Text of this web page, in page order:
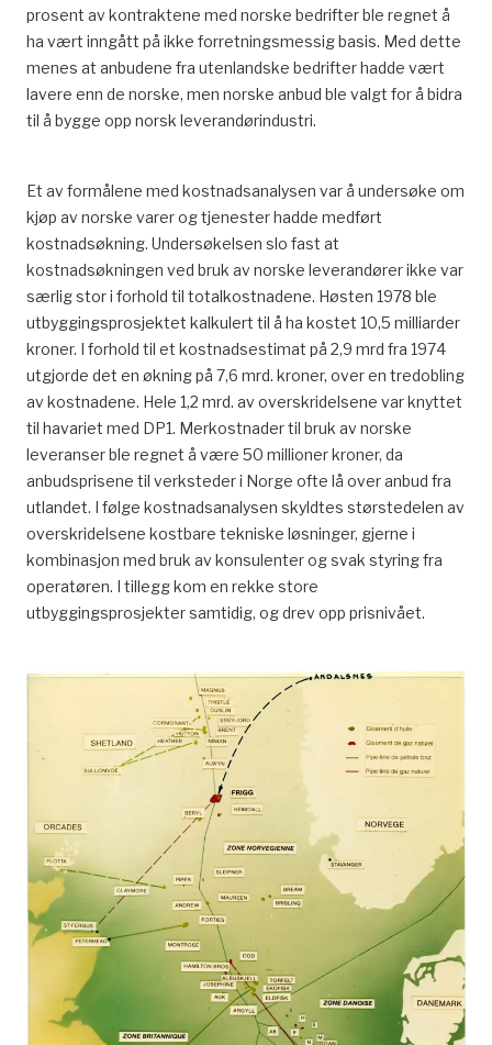
prosent av kontraktene med norske bedrifter ble regnet å
ha vært inngått på ikke forretningsmessig basis. Med dette
menes at anbudene fra utenlandske bedrifter hadde vært
lavere enn de norske, men norske anbud ble valgt for å bidra
til å bygge opp norsk leverandørindustri.
Et av formålene med kostnadsanalysen var å undersøke om
kjøp av norske varer og tjenester hadde medført
kostnadsøkning. Undersøkelsen slo fast at
kostnadsøkningen ved bruk av norske leverandører ikke var
særlig stor i forhold til totalkostnadene. Høsten 1978 ble
utbyggingsprosjektet kalkulert til å ha kostet 10,5 milliarder
kroner. I forhold til et kostnadsestimat på 2,9 mrd fra 1974
utgjorde det en økning på 7,6 mrd. kroner, over en tredobling
av kostnadene. Hele 1,2 mrd. av overskridelsene var knyttet
til havariet med DP1. Merkostnader til bruk av norske
leveranser ble regnet å være 50 millioner kroner, da
anbudsprisene til verksteder i Norge ofte lå over anbud fra
utlandet. I følge kostnadsanalysen skyldtes størstedelen av
overskridelsene kostbare tekniske løsninger, gjerne i
kombinasjon med bruk av konsulenter og svak styring fra
operatøren. I tillegg kom en rekke store
utbyggingsprosjekter samtidig, og drev opp prisnivået.